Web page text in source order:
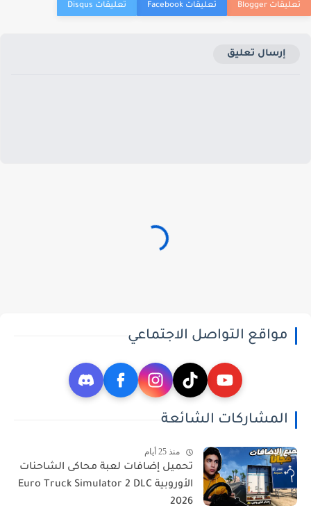
إرسال تعليق
مواقع التواصل الاجتماعي
المشاركات الشائعة
منذ 25 أيام
تحميل إضافات لعبة محاكى الشاحنات
الأوروبية Euro Truck Simulator 2 DLC
2026